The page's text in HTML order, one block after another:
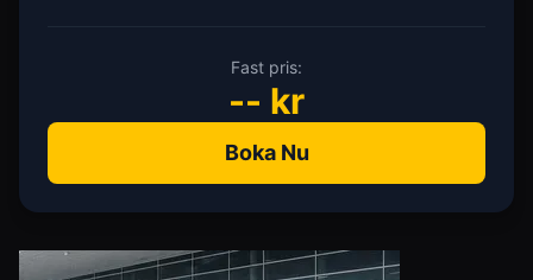
Fast pris:
-- kr
Boka Nu